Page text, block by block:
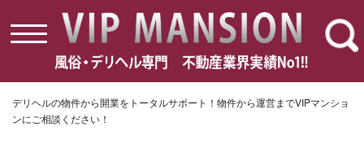
toggle
navigation
デリヘルの物件から開業をトータルサポート！物件から運営までVIPマンショ
ンにご相談ください！